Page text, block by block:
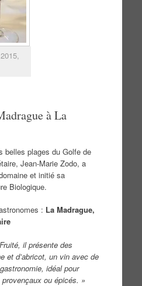
à La
belles plages du Golfe de
Jean-Marie Zodo, a
et initié sa
Biologique.
: La Madrague,
il présente des
et d’abricot, un vin avec de
idéal pour
ou épicés. »